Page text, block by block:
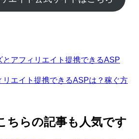
とアフィリエイト提携できるASP
リエイト提携できるASPは？稼ぐ方